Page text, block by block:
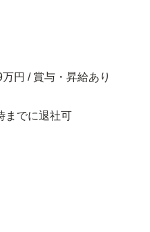
円 / 賞与・昇給あり
までに退社可